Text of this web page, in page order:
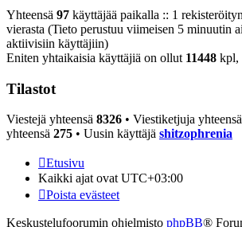
Yhteensä 97 käyttäjää paikalla :: 1
vierasta (Tieto perustuu viimeisen 5 minuutin
aktiivisiin käyttäjiin)
Eniten yhtaikaisia käyttäjiä on ollut 11448 kpl,
Tilastot
Viestejä yhteensä 8326 • Viestiketjuja yhteensä
yhteensä 275 • Uusin käyttäjä shitzophrenia
Etusivu
Kaikki ajat ovat UTC+03:00
Poista evästeet
Keskustelufoorumin ohjelmisto phpBB®